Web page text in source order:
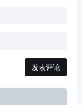
发表评论